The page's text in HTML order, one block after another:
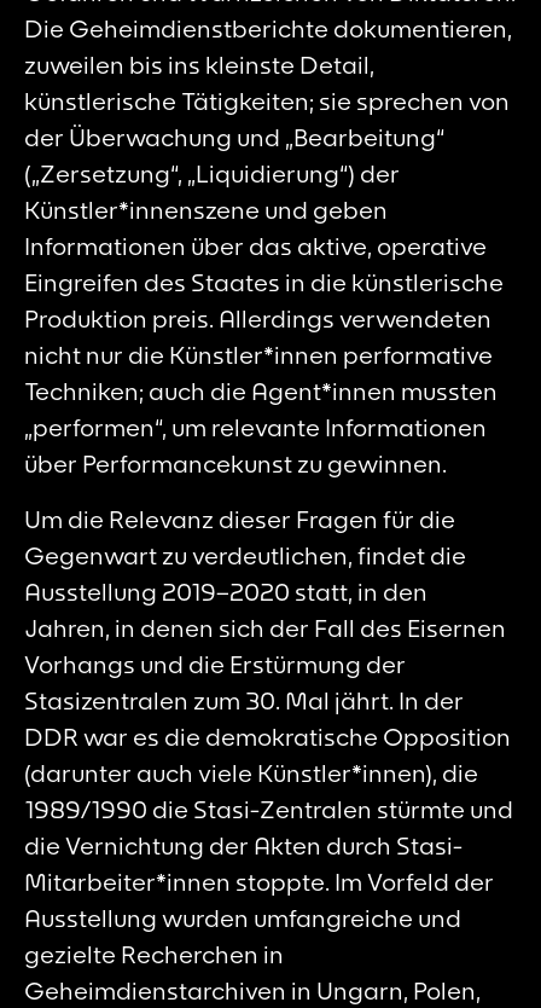
Die Geheimdienstberichte dokumentieren,
zuweilen bis ins kleinste Detail,
künstlerische Tätigkeiten; sie sprechen von
der Überwachung und „Bearbeitung“
(„Zersetzung“, „Liquidierung“) der
Künstler*innenszene und geben
Informationen über das aktive, operative
Eingreifen des Staates in die künstlerische
Produktion preis. Allerdings verwendeten
nicht nur die Künstler*innen performative
Techniken; auch die Agent*innen mussten
„performen“, um relevante Informationen
über Performancekunst zu gewinnen.
Um die Relevanz dieser Fragen für die
Gegenwart zu verdeutlichen, findet die
Ausstellung 2019–2020 statt, in den
Jahren, in denen sich der Fall des Eisernen
Vorhangs und die Erstürmung der
Stasizentralen zum 30. Mal jährt. In der
DDR war es die demokratische Opposition
(darunter auch viele Künstler*innen), die
1989/1990 die Stasi-Zentralen stürmte und
die Vernichtung der Akten durch Stasi-
Mitarbeiter*innen stoppte. Im Vorfeld der
Ausstellung wurden umfangreiche und
gezielte Recherchen in
Geheimdienstarchiven in Ungarn, Polen,